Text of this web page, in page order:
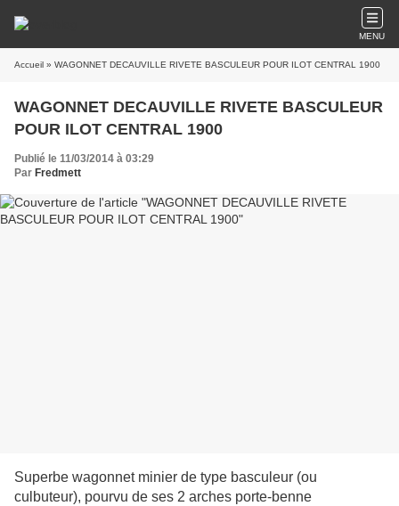
MENU
Accueil » WAGONNET DECAUVILLE RIVETE BASCULEUR POUR ILOT CENTRAL 1900
WAGONNET DECAUVILLE RIVETE BASCULEUR
POUR ILOT CENTRAL 1900
Publié le 11/03/2014 à 03:29
Par Fredmett
Superbe wagonnet minier de type basculeur (ou
culbuteur), pourvu de ses 2 arches porte-benne